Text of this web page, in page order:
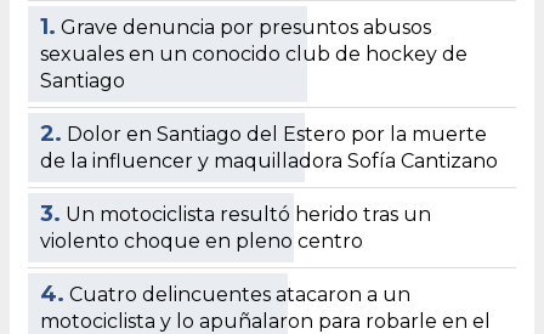
1. Grave denuncia por presuntos abusos
sexuales en un conocido club de hockey de
Santiago
2. Dolor en Santiago del Estero por la muerte
de la influencer y maquilladora Sofía Cantizano
3. Un motociclista resultó herido tras un
violento choque en pleno centro
4. Cuatro delincuentes atacaron a un
motociclista y lo apuñalaron para robarle en el